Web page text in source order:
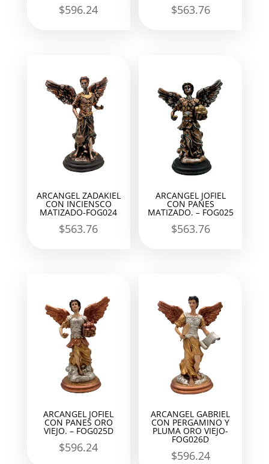
$596.24 $563.76
ARCANGEL ZADAKIEL
CON INCIENSCO
MATIZADO-FOG024
$563.76
ARCANGEL JOFIEL
CON PANES
MATIZADO. – FOG025
$563.76
ARCANGEL JOFIEL
CON PANES ORO
VIEJO. – FOG025D
$596.24
ARCANGEL GABRIEL
CON PERGAMINO Y
PLUMA ORO VIEJO-
FOG026D
$596.24